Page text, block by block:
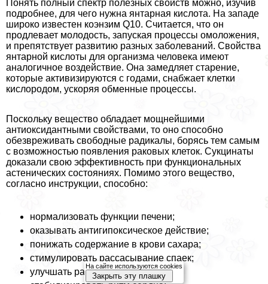
Понять полный спектр полезных свойств можно, изучив
подробнее, для чего нужна янтарная кислота. На западе
широко известен коэнзим Q10. Считается, что он
продлевает молодость, запуская процессы омоложения,
и препятствует развитию разных заболеваний. Свойства
янтарной кислоты для организма человека имеют
аналогичное воздействие. Она замедляет старение,
которые активизируются с годами, снабжает клетки
кислородом, ускоряя обменные процессы.
Поскольку вещество обладает мощнейшими
антиоксидантными свойствами, то оно способно
обезвреживать свободные радикалы, борясь тем самым
с возможностью появления paковых клеток. Сукцинаты
доказали свою эффективность при функциональных
астенических состояниях. Помимо этого вещество,
согласно инструкции, способно:
нормализовать функции печени;
оказывать антигипоксическое действие;
понижать содержание в крови сахара;
стимулировать рассасывание спаек;
улучшать работу головного мозга;
На сайте используются cookies
Закрыть эту плашку